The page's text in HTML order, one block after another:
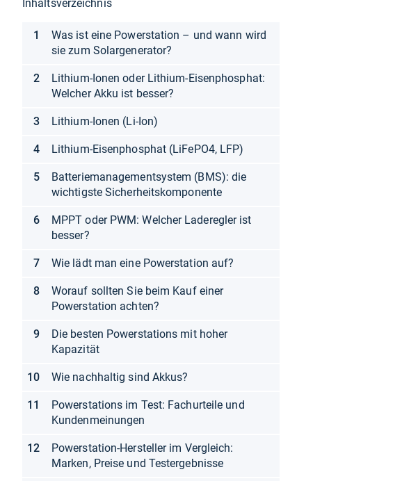
Inhaltsverzeichnis
Was ist eine Powerstation – und wann wird
sie zum Solargenerator?
Lithium-Ionen oder Lithium-Eisenphosphat:
Welcher Akku ist besser?
Lithium-Ionen (Li-Ion)
Lithium-Eisenphosphat (LiFePO4, LFP)
Batteriemanagementsystem (BMS): die
wichtigste Sicherheitskomponente
MPPT oder PWM: Welcher Laderegler ist
besser?
Wie lädt man eine Powerstation auf?
Worauf sollten Sie beim Kauf einer
Powerstation achten?
Die besten Powerstations mit hoher
Kapazität
Wie nachhaltig sind Akkus?
Powerstations im Test: Fachurteile und
Kundenmeinungen
Powerstation-Hersteller im Vergleich:
Marken, Preise und Testergebnisse